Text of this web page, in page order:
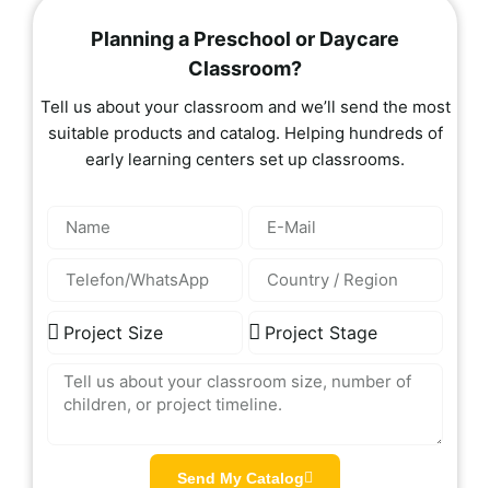
Planning a Preschool or Daycare
Classroom?
Tell us about your classroom and we’ll send the most
suitable products and catalog. Helping hundreds of
early learning centers set up classrooms.
Send My Catalog